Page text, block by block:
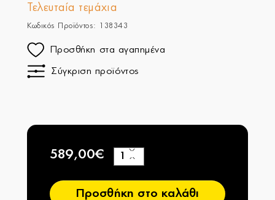
Τελευταία τεμάχια
Κωδικός Προϊόντος: 138343
Προσθήκη στα αγαπημένα
Σύγκριση προϊόντος
589,00€
−
+
Προσθήκη στο καλάθι